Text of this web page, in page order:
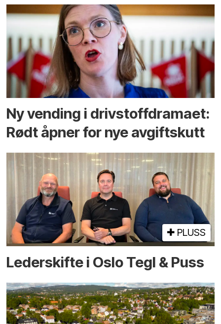
Ny vending i drivstoffdramaet:
Rødt åpner for nye avgiftskutt
PLUSS
Lederskifte i Oslo Tegl & Puss